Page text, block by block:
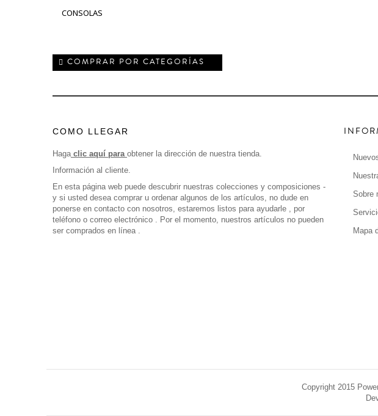
CONSOLAS
COMPRAR POR CATEGORÍAS
COMO LLEGAR
Haga clic aquí para obtener la dirección de nuestra tienda.
Información al cliente.
En esta página web puede descubrir nuestras colecciones y composiciones -
y si usted desea comprar u ordenar algunos de los artículos, no dude en
ponerse en contacto con nosotros, estaremos listos para ayudarle , por
teléfono o correo electrónico . Por el momento, nuestros artículos no pueden
ser comprados en línea .
Sobre
Mapa
Copyright 2015